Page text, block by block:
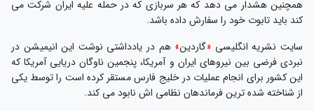
همچنین هشدار می دهد که هر سربازی که در حمله علیه ایران شرکت می
کند باید تابوت خود را سفارش داده باشد.
سایت نشریه انگلیسی «گاردین» هم در یادداشتی نوشت این انیمیشن در
نبردی فرضی بین نیروهای ایران و آمریکا، پنجمین ناوگان دریایی آمریکا که
این کشور برای انجام عملیات در خلیج فارس مستقر کرده است را توسط یکی
از شناخته شده ترین فرماندهان نظامی اش نابود می کند.